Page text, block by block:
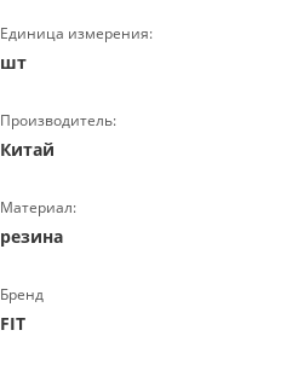
Единица измерения:
шт
Производитель:
Китай
Материал:
резина
Бренд
FIT